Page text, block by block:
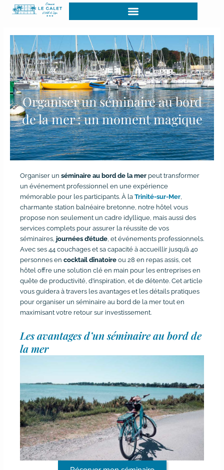
Organiser un séminaire au bord
de la mer : un moment magique
Organiser un séminaire au bord de la merpeut transformer
un événement professionnel en une expérience
mémorable pour les participants. À la Trinité-sur-Mer,
charmante station balnéaire bretonne, notre hôtel vous
propose non seulement un cadre idyllique, mais aussi des
services complets pour assurer la réussite de vos
séminaires, journées d’étude, et événements professionnels.
Avec ses 44 couchages et sa capacité à accueillir jusqu’à 40
personnes en cocktail dînatoireou 28 en repas assis, cet
hôtel offre une solution clé en main pour les entreprises en
quête de productivité, d’inspiration, et de détente. Cet article
vous guidera à travers les avantages et les détails pratiques
pour organiser un séminaire au bord de la mer tout en
maximisant votre retour sur investissement.
Les avantages d’un séminaire au bord de
la mer